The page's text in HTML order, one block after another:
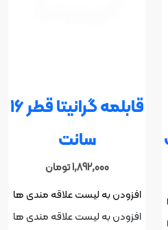
قابلمه گرانیتا قطر 16
سانت
1,892,000تومان
افزودن به لیست علاقه مندی ها
افزودن به لیست علاقه مندی ها